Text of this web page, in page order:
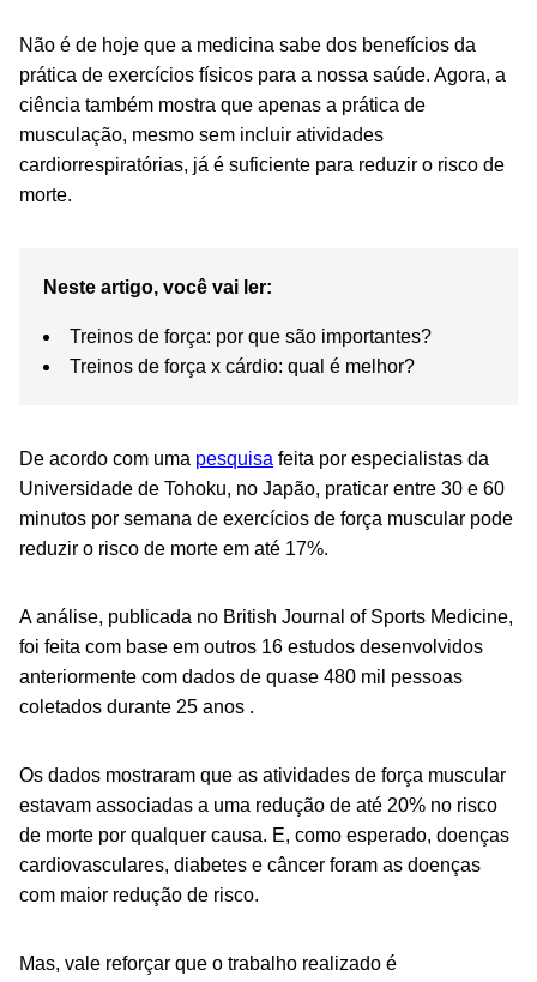
Não é de hoje que a medicina sabe dos benefícios da
prática de exercícios físicos para a nossa saúde. Agora, a
ciência também mostra que apenas a prática de
musculação, mesmo sem incluir atividades
cardiorrespiratórias, já é suficiente para reduzir o risco de
morte.
Neste artigo, você vai ler:
Treinos de força: por que são importantes?
Treinos de força x cárdio: qual é melhor?
De acordo com uma pesquisa feita por especialistas da
Universidade de Tohoku, no Japão, praticar entre 30 e 60
minutos por semana de exercícios de força muscular pode
reduzir o risco de morte em até 17%.
A análise, publicada no British Journal of Sports Medicine,
foi feita com base em outros 16 estudos desenvolvidos
anteriormente com dados de quase 480 mil pessoas
coletados durante 25 anos .
Os dados mostraram que as atividades de força muscular
estavam associadas a uma redução de até 20% no risco
de morte por qualquer causa. E, como esperado, doenças
cardiovasculares, diabetes e câncer foram as doenças
com maior redução de risco.
Mas, vale reforçar que o trabalho realizado é